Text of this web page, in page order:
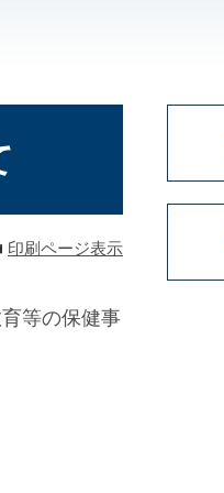
印刷ページ表示
等の保健事